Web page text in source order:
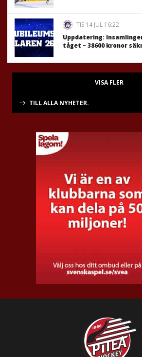
TIS 14 JUL 16:22
Uppdatering:
tåget – 38600 kronor
VISA FLER
TILL ALLA NYHETER.